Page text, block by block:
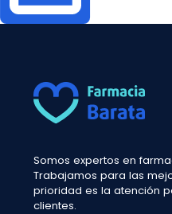
Somos expertos en
Trabajamos para las
prioridad es la atención
clientes.